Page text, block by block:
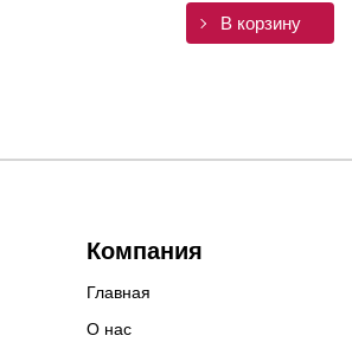
В корзину
Компания
Главная
О нас